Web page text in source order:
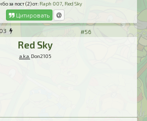
за пост (2) от: Raph 007 Red Sky
Цитировать
#56
Red Sky
a.k.a. Don2105